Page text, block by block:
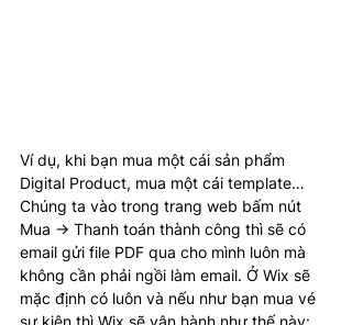
Ví dụ, khi bạn mua một cái sản phẩm
Digital Product, mua một cái template…
Chúng ta vào trong trang web bấm nút
Mua -> Thanh toán thành công thì sẽ có
email gửi file PDF qua cho mình luôn mà
không cần phải ngồi làm email. Ở Wix sẽ
mặc định có luôn và nếu như bạn mua vé
sự kiện thì Wix sẽ vận hành như thế này: